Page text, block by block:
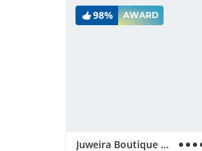
98% AWARD
Juweira Boutique Hotel